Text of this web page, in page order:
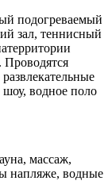
подогреваемый
зал, теннисный
Проводятся
водное поло
массаж,
напляже, водные